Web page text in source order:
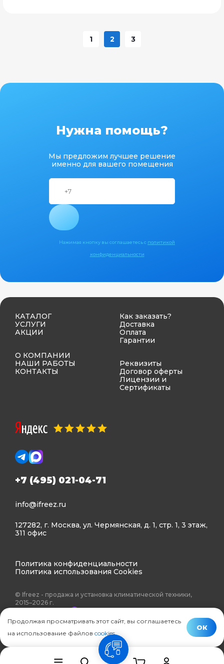
1 2 3
Нужна помощь?
Мы предложим лучшее решение
именно для вашего помещения
Нажимая кнопку вы соглашаетесь с политикой
конфиденциальности
КАТАЛОГ
УСЛУГИ
АКЦИИ
О КОМПАНИИ
НАШИ РАБОТЫ
КОНТАКТЫ
Как заказать?
Доставка
Оплата
Гарантии
Реквизиты
Договор оферты
Лицензии и
Сертификаты
+7 (495) 021-04-71
info@ifreez.ru
127282, г. Москва, ул. Чермянская, д. 1, стр. 1, 3 этаж,
311 офис
Политика конфиденциальности
Политика использования Cookies
© Ifreez - продажа и установка климатической техники,
2015–2026 г.
связь
Продолжая просматривать этот сайт, вы соглашаетесь
на использование файлов cookies.
ОК